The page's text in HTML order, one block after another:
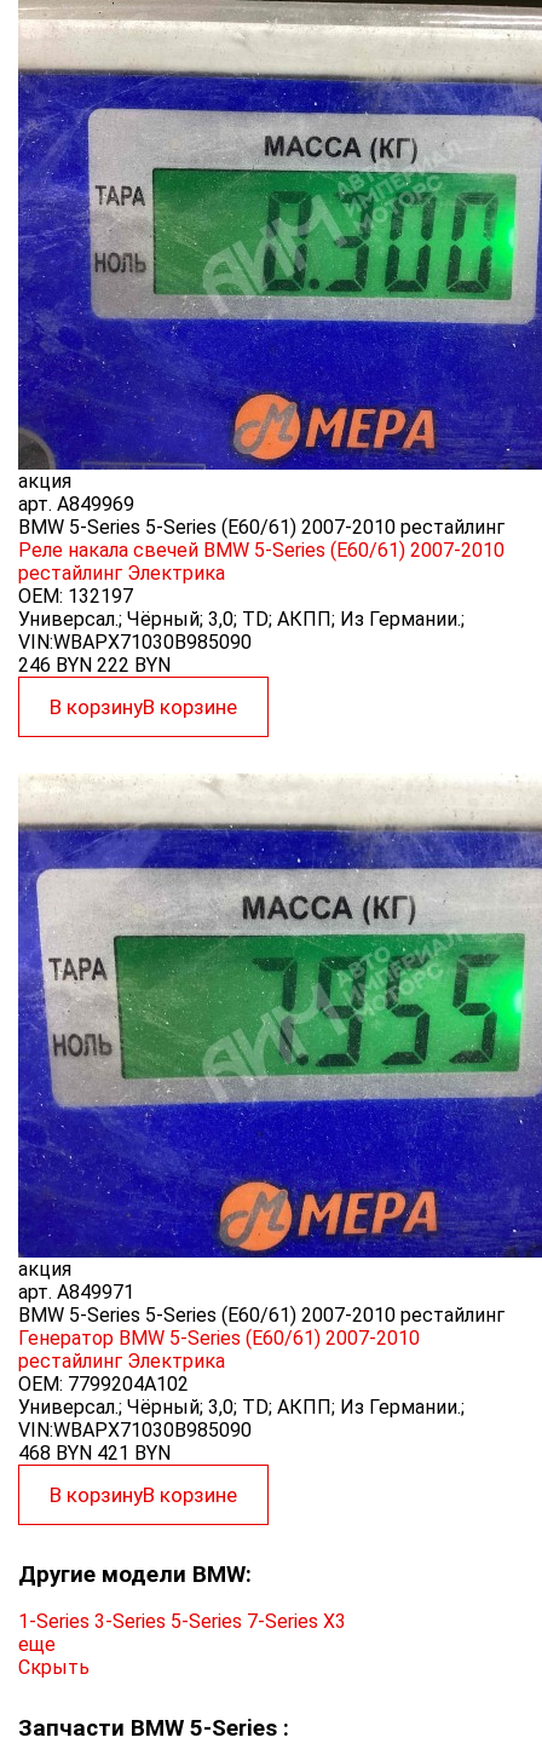
акция
арт. A849969
BMW 5-Series 5-Series (E60/61) 2007-2010 рестайлинг
Реле накала свечей BMW 5-Series (E60/61) 2007-2010
рестайлинг Электрика
OEM: 132197
Универсал.; Чёрный; 3,0; TD; АКПП; Из Германии.;
VIN:WBAPX71030B985090
246 BYN 222 BYN
В корзинуВ корзине
акция
арт. A849971
BMW 5-Series 5-Series (E60/61) 2007-2010 рестайлинг
Генератор BMW 5-Series (E60/61) 2007-2010
рестайлинг Электрика
OEM: 7799204A102
Универсал.; Чёрный; 3,0; TD; АКПП; Из Германии.;
VIN:WBAPX71030B985090
468 BYN 421 BYN
В корзинуВ корзине
Другие модели BMW:
1-Series 3-Series 5-Series 7-Series X3
еще
Скрыть
Запчасти BMW 5-Series :